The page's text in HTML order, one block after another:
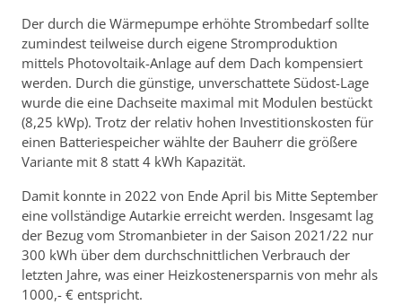
Der durch die Wärmepumpe erhöhte Strombedarf sollte
zumindest teilweise durch eigene Stromproduktion
mittels Photovoltaik-Anlage auf dem Dach kompensiert
werden. Durch die günstige, unverschattete Südost-Lage
wurde die eine Dachseite maximal mit Modulen bestückt
(8,25 kWp). Trotz der relativ hohen Investitionskosten für
einen Batteriespeicher wählte der Bauherr die größere
Variante mit 8 statt 4 kWh Kapazität.
Damit konnte in 2022 von Ende April bis Mitte September
eine vollständige Autarkie erreicht werden. Insgesamt lag
der Bezug vom Stromanbieter in der Saison 2021/22 nur
300 kWh über dem durchschnittlichen Verbrauch der
letzten Jahre, was einer Heizkostenersparnis von mehr als
1000,- € entspricht.